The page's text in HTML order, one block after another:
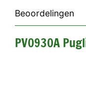
Beoordelingen
PV0930A